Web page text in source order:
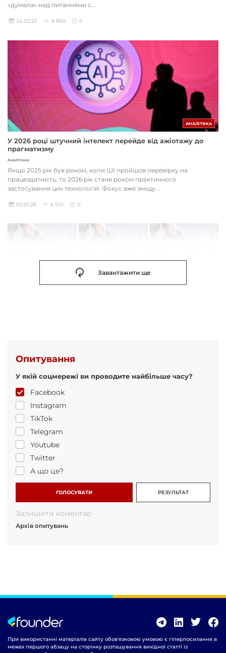
«думала» над питаннями с...
24.02.25 8 890 0
АНАЛІТИКА
У 2026 році штучний інтелект перейде від ажіотажу до
прагматизму
Аналітика
Якщо 2025 рік був роком, коли ШІ пройшов перевірку на
працездатність, то 2026 рік стане роком практичного
застосування цих технологій. Фокус вже зміщу...
02.01.26 6 510 0
Завантажити ще
Опитування
У якій соцмережі ви проводите найбільше часу?
Facebook
Instagram
TikTok
Telegram
Youtube
Twitter
А що це?
ГОЛОСУВАТИ РЕЗУЛЬТАТ
Залишити коментар
Архів опитувань
При використанні матеріалів сайту обов'язковою умовою є гіперпосилання в
межах першого абзацу на сторінку розташування вихідної статті із